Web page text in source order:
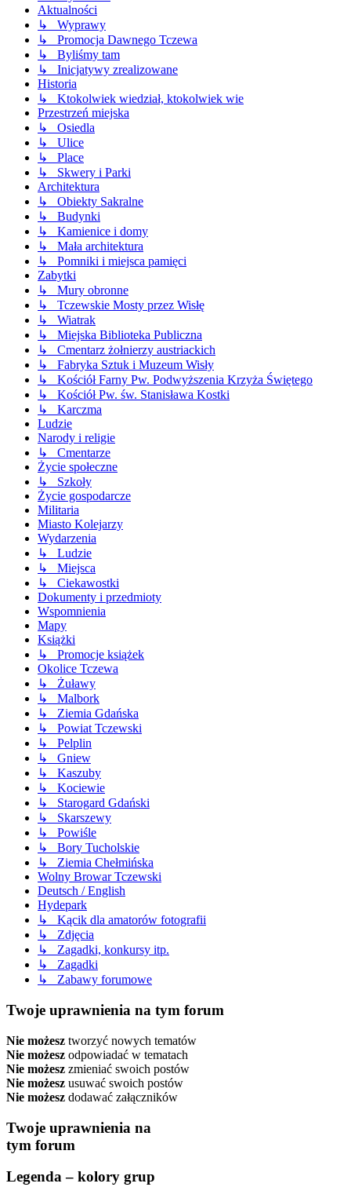
Aktualności
↳ Wyprawy
↳ Promocja Dawnego Tczewa
↳ Byliśmy tam
↳ Inicjatywy zrealizowane
Historia
↳ Ktokolwiek wiedział, ktokolwiek wie
Przestrzeń miejska
↳ Osiedla
↳ Ulice
↳ Place
↳ Skwery i Parki
Architektura
↳ Obiekty Sakralne
↳ Budynki
↳ Kamienice i domy
↳ Mała architektura
↳ Pomniki i miejsca pamięci
Zabytki
↳ Mury obronne
↳ Tczewskie Mosty przez Wisłę
↳ Wiatrak
↳ Miejska Biblioteka Publiczna
↳ Cmentarz żołnierzy austriackich
↳ Fabryka Sztuk i Muzeum Wisły
↳ Kościół Farny Pw. Podwyższenia Krzyża Świętego
↳ Kościół Pw. św. Stanisława Kostki
↳ Karczma
Ludzie
Narody i religie
↳ Cmentarze
Życie społeczne
↳ Szkoły
Życie gospodarcze
Militaria
Miasto Kolejarzy
Wydarzenia
↳ Ludzie
↳ Miejsca
↳ Ciekawostki
Dokumenty i przedmioty
Wspomnienia
Mapy
Książki
↳ Promocje książek
Okolice Tczewa
↳ Żuławy
↳ Malbork
↳ Ziemia Gdańska
↳ Powiat Tczewski
↳ Pelplin
↳ Gniew
↳ Kaszuby
↳ Kociewie
↳ Starogard Gdański
↳ Skarszewy
↳ Powiśle
↳ Bory Tucholskie
↳ Ziemia Chełmińska
Wolny Browar Tczewski
Deutsch / English
Hydepark
↳ Kącik dla amatorów fotografii
↳ Zdjęcia
↳ Zagadki, konkursy itp.
↳ Zagadki
↳ Zabawy forumowe
Twoje uprawnienia na tym forum
Nie możesz tworzyć nowych tematów
Nie możesz odpowiadać w tematach
Nie możesz zmieniać swoich postów
Nie możesz usuwać swoich postów
Nie możesz dodawać załączników
Twoje uprawnienia na
tym forum
Legenda – kolory grup